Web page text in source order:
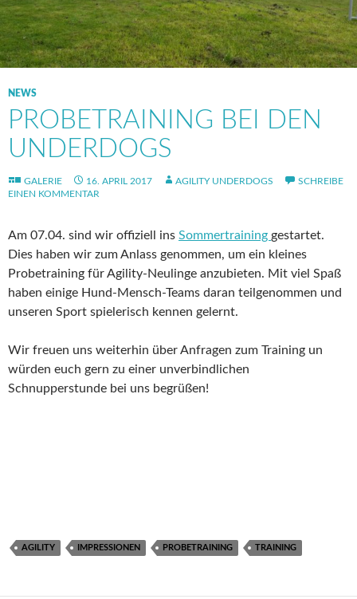
NEWS
PROBETRAINING BEI DEN
UNDERDOGS
GALERIE 16. APRIL 2017 AGILITY UNDERDOGS
SCHREIBE
EINEN KOMMENTAR
Am 07.04. sind wir offiziell ins Sommertraining gestartet.
Dies haben wir zum Anlass genommen, um ein kleines
Probetraining für Agility-Neulinge anzubieten. Mit viel Spaß
haben einige Hund-Mensch-Teams daran teilgenommen und
unseren Sport spielerisch kennen gelernt.
Wir freuen uns weiterhin über Anfragen zum Training un
würden euch gern zu einer unverbindlichen
Schnupperstunde bei uns begrüßen!
AGILITY IMPRESSIONEN PROBETRAINING TRAINING